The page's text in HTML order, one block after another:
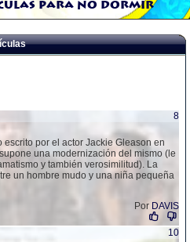
para no dormir
8
escrito por el actor Jackie Gleason en
una modernización del mismo (le
y también verosimilitud). La
un hombre mudo y una niña pequeña
Por DAVIS
10